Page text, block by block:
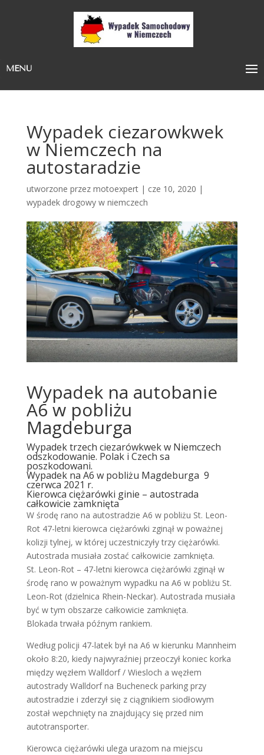
MENU
Wypadek ciezarowkwek
w Niemczech na
autostaradzie
utworzone przez motoexpert| cze 10, 2020 |
wypadek drogowy w niemczech
Wypadek na autobanie
A6 w pobliżu
Magdeburga
Wypadek trzech ciezarówkwek w Niemczech
odszkodowanie. Polak i Czech sa
poszkodowani.
Wypadek na A6 w pobliżu Magdeburga 9
czerwca 2021 r.
Kierowca ciężarówki ginie – autostrada
całkowicie zamknięta
W środę rano na autostradzie A6 w pobliżu St. Leon-
Rot 47-letni kierowca ciężarówki zginął w poważnej
kolizji tylnej, w której uczestniczyły trzy ciężarówki.
Autostrada musiała zostać całkowicie zamknięta.
St. Leon-Rot – 47-letni kierowca ciężarówki zginął w
środę rano w poważnym wypadku na A6 w pobliżu St.
Leon-Rot (dzielnica Rhein-Neckar). Autostrada musiała
być w tym obszarze całkowicie zamknięta.
Blokada trwała późnym rankiem.
Według policji 47-latek był na A6 w kierunku Mannheim
około 8:20, kiedy najwyraźniej przeoczył koniec korka
między węzłem Walldorf / Wiesloch a węzłem
autostrady Walldorf na Bucheneck parking przy
autostradzie i zderzył się z ciągnikiem siodłowym
został wepchnięty na znajdujący się przed nim
autotransporter.
Kierowca ciężarówki ulega urazom na miejscu